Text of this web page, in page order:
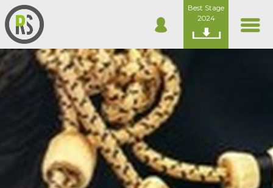
Best Stage
2024